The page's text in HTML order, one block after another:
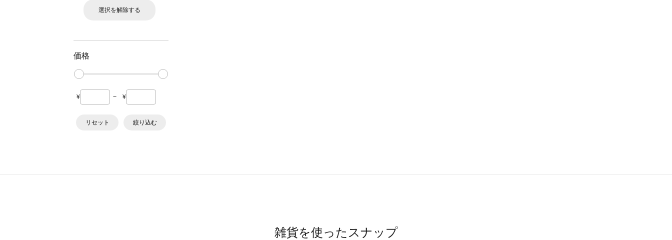
選択を解除する
価格
¥ ~ ¥
リセット 絞り込む
雑貨を使ったスナップ